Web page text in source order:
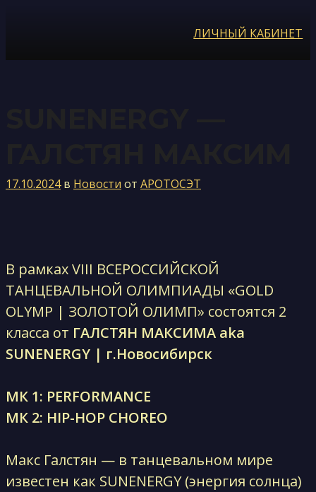
ЛИЧНЫЙ КАБИНЕТ
17.10.2024 в Новости от АРОТОСЭТ
В рамках VIII ВСЕРОССИЙСКОЙ
ТАНЦЕВАЛЬНОЙ ОЛИМПИАДЫ «GOLD
OLYMP | ЗОЛОТОЙ ОЛИМП» состоятся 2
класса от ГАЛСТЯН МАКСИМА aka
SUNENERGY | г.Новосибирск
МК 1: PERFORMANCE
МК 2: HIP-HOP CHOREO
Макс Галстян — в танцевальном мире
известен как SUNENERGY (энергия солнца)